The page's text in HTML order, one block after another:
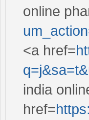
online
<a href=
india
href=